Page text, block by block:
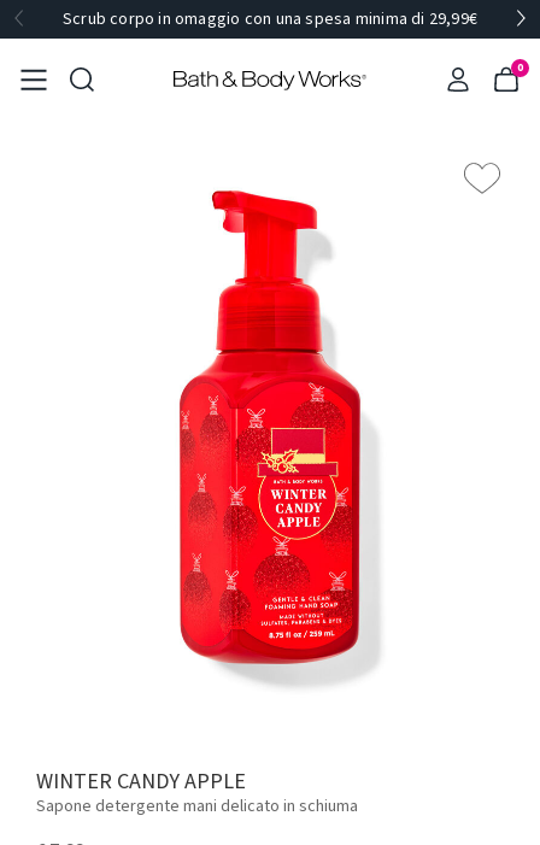
Scrub corpo in omaggio con una spesa minima di 29,99€
0
WINTER CANDY APPLE
Sapone detergente mani delicato in schiuma